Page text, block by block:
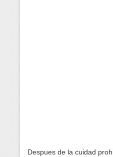
Despues de la cuidad